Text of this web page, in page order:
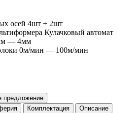
осей 4шт + 2шт
Кулачковый автомат
— 4мм
0м/мин — 100м/мин
предложение
Комплектация Описание